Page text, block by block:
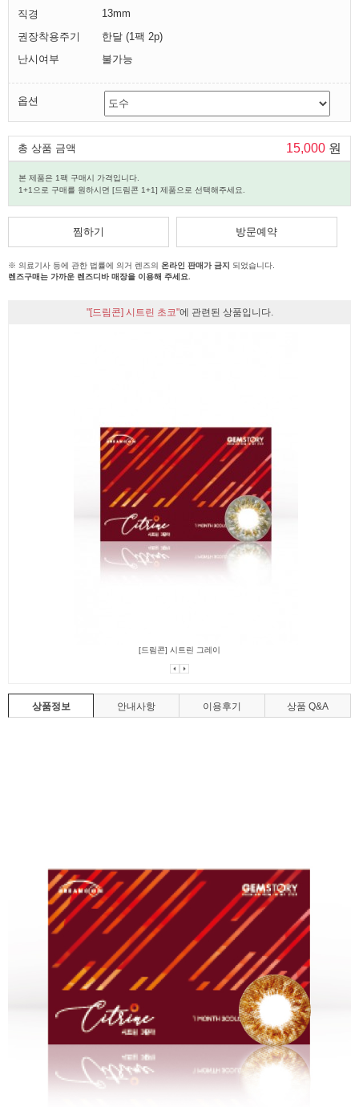
직경
13mm
권장착용주기
한달 (1팩 2p)
난시여부
불가능
옵션
총 상품 금액 15,000원
본 제품은 1팩 구매시 가격입니다.
1+1으로 구매를 원하시면 [드림콘 1+1] 제품으로 선택해주세요.
찜하기 방문예약
※ 의료기사 등에 관한 법률에 의거 렌즈의 온라인 판매가 금지
되었습니다.
렌즈구매는 가까운 렌즈디바 매장을 이용해 주세요.
"[드림콘] 시트린 초코"에 관련된 상품입니다.
[드림콘] 시트린 그레이
상품정보 안내사항 이용후기 상품 Q&A